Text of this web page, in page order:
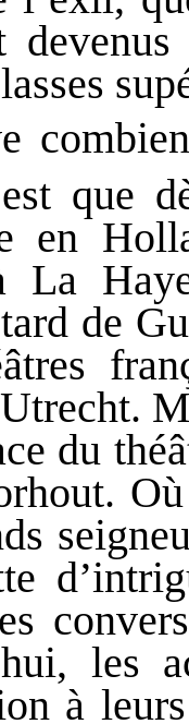
que
en
La
de
du
les
à